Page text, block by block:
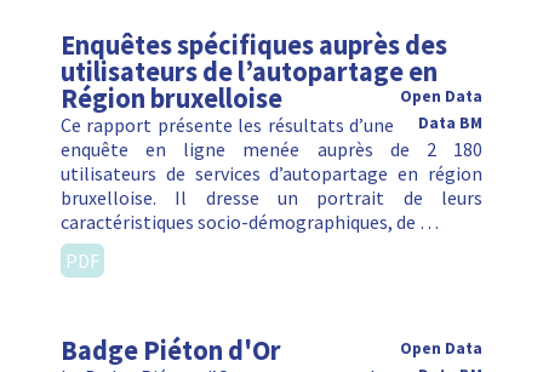
Enquêtes spécifiques auprès des
utilisateurs de l’autopartage en
Région bruxelloise
Open Data
Data BM
Ce rapport présente les résultats d’une
enquête en ligne menée auprès de 2 180
utilisateurs de services d’autopartage en région
bruxelloise. Il dresse un portrait de leurs
caractéristiques socio-démographiques, de …
PDF
Badge Piéton d'Or
Open Data